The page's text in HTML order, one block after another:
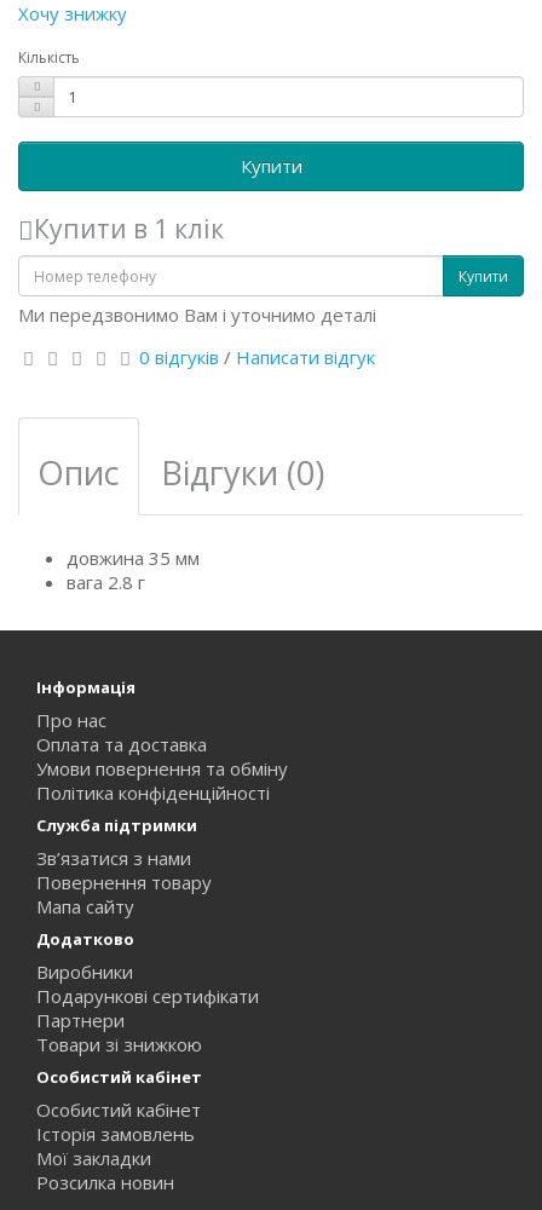
Хочу знижку
Кількість
Купити
Купити в 1 клік
Купити
Ми передзвонимо Вам і уточнимо деталі
0 відгуків / Написати відгук
Опис Відгуки (0)
довжина 35 мм
вага 2.8 г
Інформація
Про нас
Оплата та доставка
Умови повернення та обміну
Політика конфіденційності
Служба підтримки
Зв’язатися з нами
Повернення товару
Мапа сайту
Додатково
Виробники
Подарункові сертифікати
Партнери
Товари зі знижкою
Особистий кабінет
Особистий кабінет
Історія замовлень
Мої закладки
Розсилка новин